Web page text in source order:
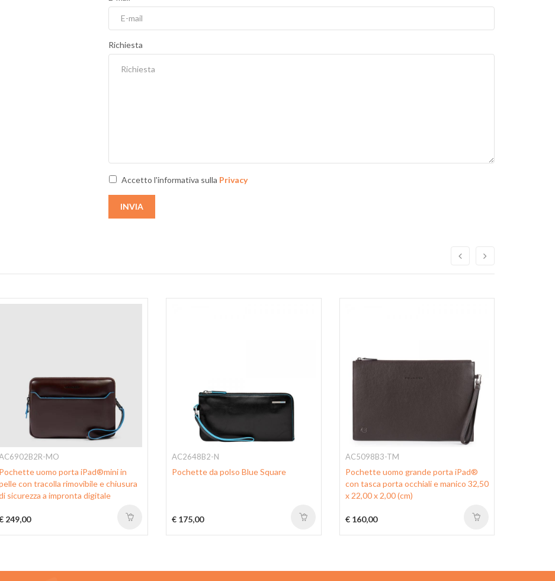
Richiesta
Accetto l'informativa sulla Privacy
INVIA
MO
Pochette uomo porta iPad®mini in
con tracolla rimovibile e chiusura
sicurezza a impronta digitale
249,00
AC2648B2-N
Pochette da polso Blue Square
€ 175,00
AC5098B3-TM
Pochette uomo grande porta iPad®
con tasca porta occhiali e manico 32,50
x 22,00 x 2,00 (cm)
€ 160,00